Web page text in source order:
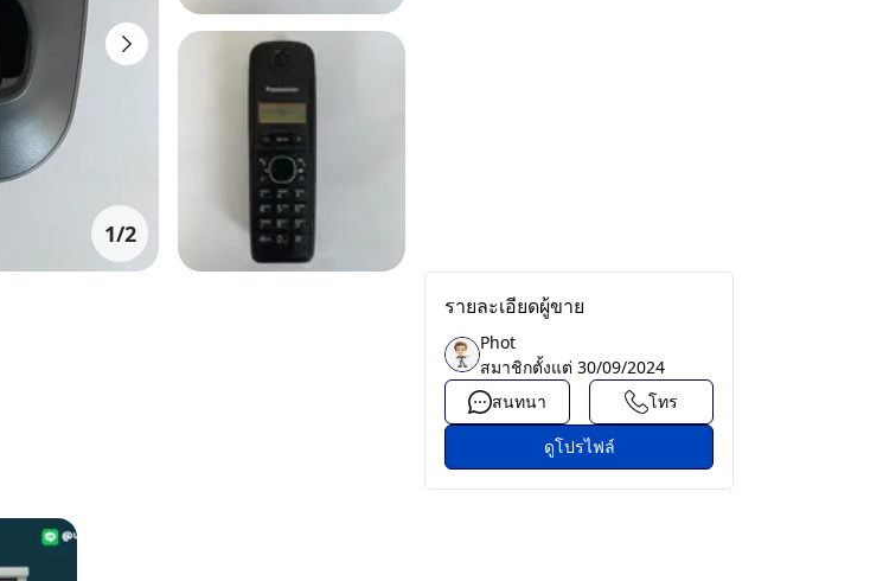
1/2
รายละเอียดผู้ขาย
Phot
สมาชิกตั้งแต่ 30/09/2024
สนทนา
โทร
ดูโปรไฟล์